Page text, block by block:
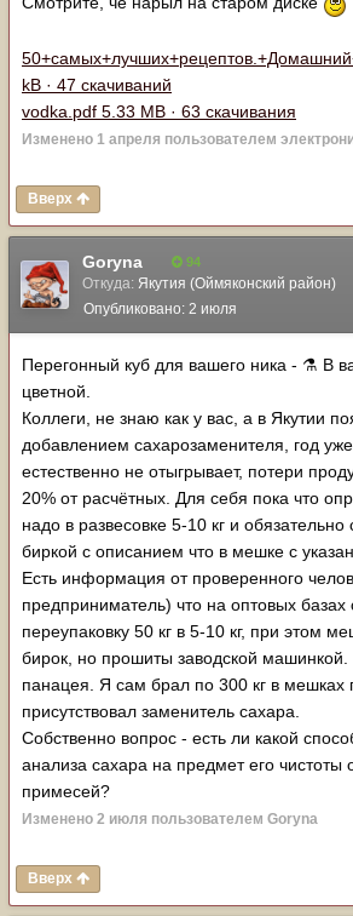
kB · 47 скачиваний
vodka.pdf 5.33 MB · 63 скачивания
Изменено 1 апреля пользователем
Вверх
Goryna 94
Откуда: Якутия (Оймяконский район)
Опубликовано: 2 июля
Перегонный куб для вашего ника - ⚗ В
цветной.
Коллеги, не знаю как у вас, а в Якутии
добавлением сахарозаменителя, год
естественно не отыгрывает, потери
20% от расчётных. Для себя пока что
надо в развесовке 5-10 кг и
биркой с описанием что в мешке с
Есть информация от проверенного
предприниматель) что на оптовых
переупаковку 50 кг в 5-10 кг, при этом
бирок, но прошиты заводской машинкой.
панацея. Я сам брал по 300 кг в мешках
присутствовал заменитель сахара.
Собственно вопрос - есть ли какой
анализа сахара на предмет его чистоты
примесей?
Изменено 2 июля пользователем Goryna
Вверх